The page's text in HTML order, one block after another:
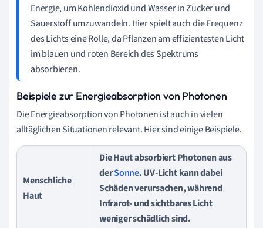
Energie, um Kohlendioxid und Wasser in Zucker und
Sauerstoff umzuwandeln. Hier spielt auch die Frequenz
des Lichts eine Rolle, da Pflanzen am effizientesten Licht
im blauen und roten Bereich des Spektrums
absorbieren.
Beispiele zur Energieabsorption von Photonen
Die Energieabsorption von Photonen ist auch in vielen
alltäglichen Situationen relevant. Hier sind einige Beispiele.
Menschliche
Haut
Die Haut absorbiert Photonen aus
derSonne. UV-Licht kann dabei
Schäden verursachen, während
Infrarot- und sichtbares Licht
weniger schädlich sind.